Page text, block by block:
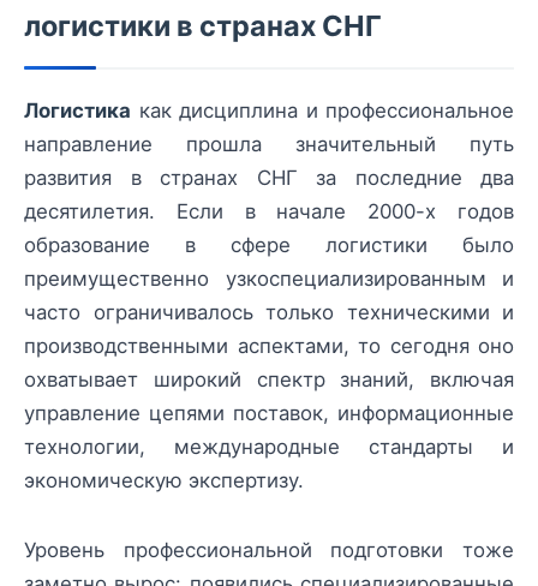
логистики в странах СНГ
Логистика как дисциплина и профессиональное
направление прошла значительный путь
развития в странах СНГ за последние два
десятилетия. Если в начале 2000-х годов
образование в сфере логистики было
преимущественно узкоспециализированным и
часто ограничивалось только техническими и
производственными аспектами, то сегодня оно
охватывает широкий спектр знаний, включая
управление цепями поставок, информационные
технологии, международные стандарты и
экономическую экспертизу.
Уровень профессиональной подготовки тоже